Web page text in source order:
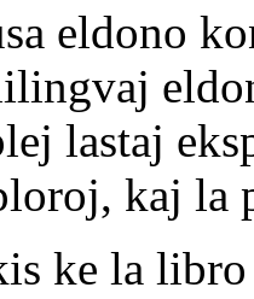
eldono
lastaj
kaj la
ke la libro